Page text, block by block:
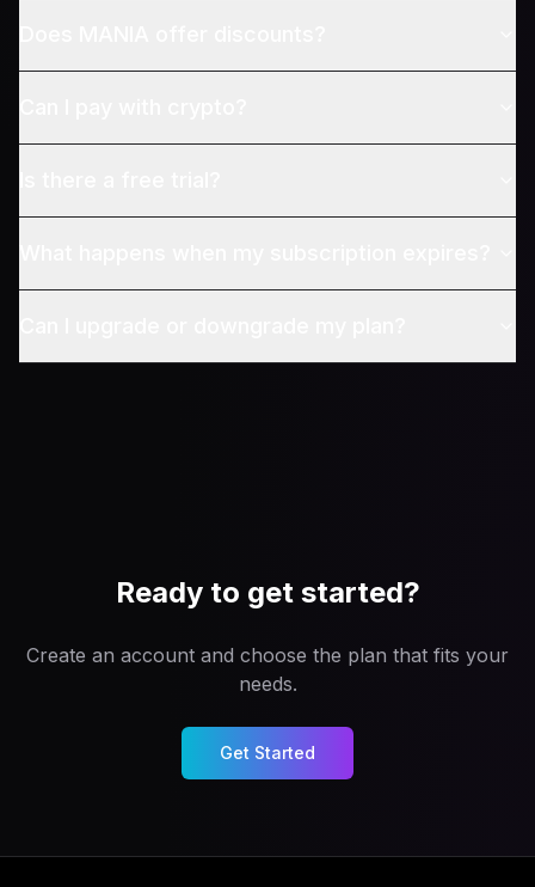
Ready to get started?
Create an account and choose the plan that fits your
needs.
Get Started